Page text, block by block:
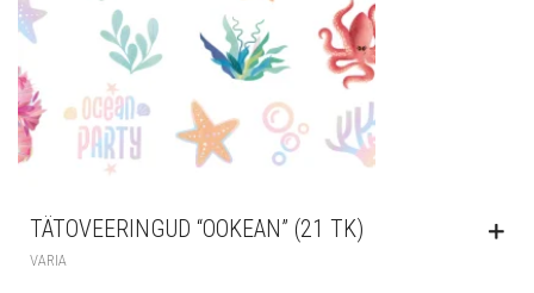
TÄTOVEERINGUD “OOKEAN” (21 TK)
VARIA